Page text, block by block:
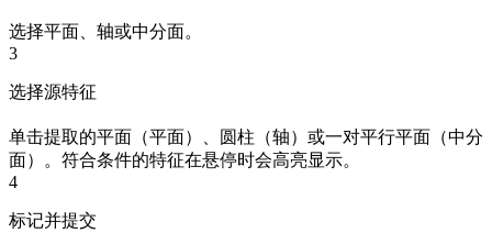
选择平面、轴或中分面。
3
选择源特征
单击提取的平面（平面）、圆柱（轴）或一对平行平面（中分
面）。符合条件的特征在悬停时会高亮显示。
4
标记并提交